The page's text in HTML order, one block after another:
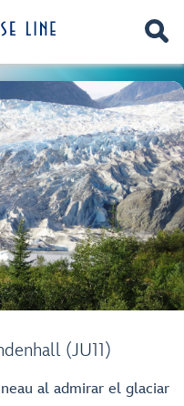
(JU11)
al admirar el glaciar